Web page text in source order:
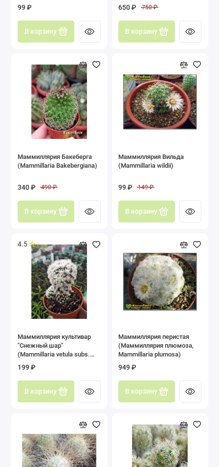
Эхинопсис (Echinopsis)
Эхиноцереус (Echinocereus)
Эхинокактус (Echinocactus)
Показать все
99 ₽
В корзину
650 ₽ 750 ₽
В корзину
Маммиллярия Бакеберга
(Mammillaria Bakebergiana)
340 ₽ 490 ₽
В корзину
Маммиллярия Вильда
(Mammillaria wildii)
99 ₽ 149 ₽
В корзину
4.5
Маммиллярия культивар
"Снежный шар"
(Mammillaria vetula subs.
199 ₽
В корзину
Маммиллярия перистая
(Маммиллярия плюмоза,
Mammillaria plumosa)
949 ₽
В корзину